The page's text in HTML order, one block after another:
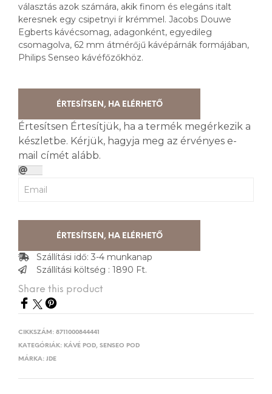
választás azok számára, akik finom és elegáns italt
keresnek egy csipetnyi ír krémmel. Jacobs Douwe
Egberts kávécsomag, adagonként, egyedileg
csomagolva, 62 mm átmérőjű kávépárnák formájában,
Philips Senseo kávéfőzőkhöz.
ÉRTESÍTSEN, HA ELÉRHETŐ
Értesítsen Értesítjük, ha a termék megérkezik a
készletbe. Kérjük, hagyja meg az érvényes e-
mail címét alább.
ÉRTESÍTSEN, HA ELÉRHETŐ
Szállítási idő: 3-4 munkanap
Szállítási költség : 1890 Ft.
Share this product
CIKKSZÁM: 8711000844441
KATEGÓRIÁK: KÁVÉ POD, SENSEO POD
MÁRKA: JDE